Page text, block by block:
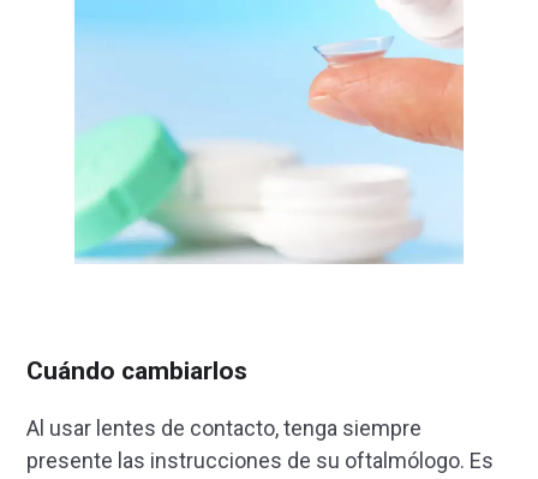
Cuándo cambiarlos
Al usar lentes de contacto, tenga siempre
presente las instrucciones de su oftalmólogo. Es